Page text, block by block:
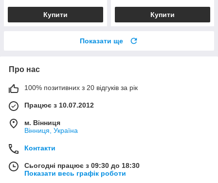
Купити Купити
Показати ще
Про нас
100% позитивних з 20 відгуків за рік
Працює з 10.07.2012
м. Вінниця
Вінниця, Україна
Контакти
Сьогодні працює з 09:30 до 18:30
Показати весь графік роботи